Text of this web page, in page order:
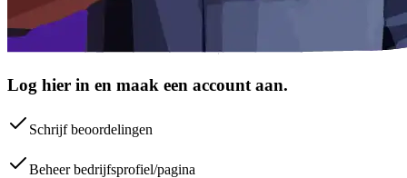
Log hier in en maak een account aan.
Schrijf beoordelingen
Beheer bedrijfsprofiel/pagina